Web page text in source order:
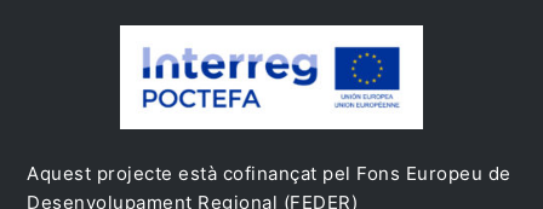
Aquest projecte està cofinançat pel Fons Europeu de
Desenvolupament Regional (FEDER)